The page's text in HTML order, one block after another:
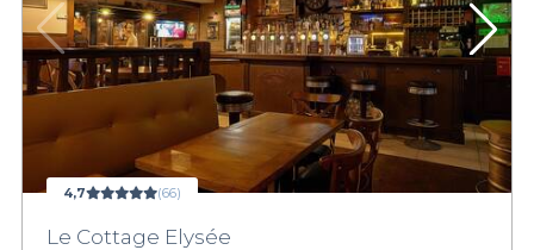
4,7 (66)
Le Cottage Elysée